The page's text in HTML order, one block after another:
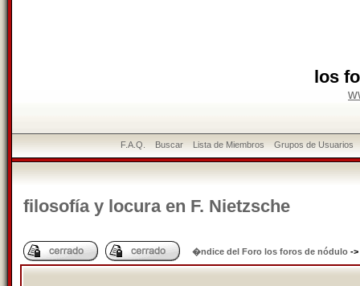
los
F.A.Q. Buscar Lista de Miembros Grupos de Usuarios
filosofía y locura en F. Nietzsche
�ndice del Foro los foros de nódulo ->